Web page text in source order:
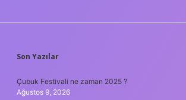
SIDEBAR
Son Yazılar
Çubuk Festivali ne zaman 2025 ?
Ağustos 9, 2026